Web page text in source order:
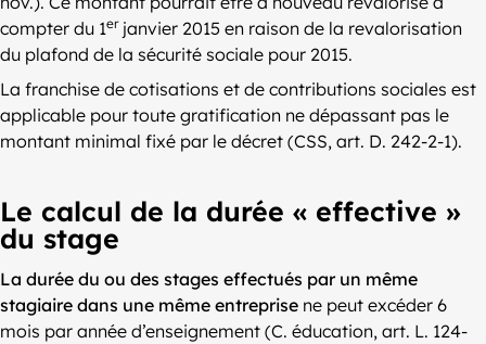
compter du 1erjanvier 2015 en raison de la revalorisation
du plafond de la sécurité sociale pour 2015.
La franchise de cotisations et de contributions sociales est
applicable pour toute gratification ne dépassant pas le
montant minimal fixé par le décret (CSS, art. D. 242-2-1).
Le calcul de la durée « effective »
du stage
La durée du ou des stages effectués par un même
stagiaire dans une même entreprise ne peut excéder 6
mois par année d’enseignement (C. éducation, art. L. 124-